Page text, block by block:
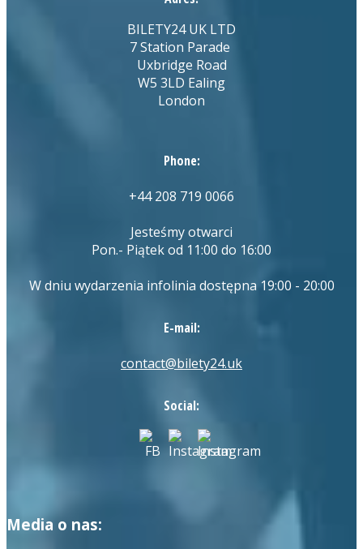
BILETY24 UK LTD
7 Station Parade
Uxbridge Road
W5 3LD Ealing
London
Phone:
+44 208 719 0066
Jesteśmy otwarci
Pon.- Piątek od 11:00 do 16:00
W dniu wydarzenia infolinia dostępna 19:00 - 20:00
E-mail:
contact@bilety24.uk
Social:
Media o nas: